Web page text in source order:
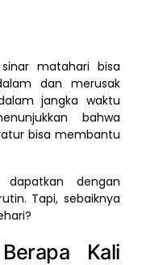
matahari bisa
dan merusak
jangka waktu
bahwa
bisa membantu
dengan
Tapi, sebaiknya
Kali